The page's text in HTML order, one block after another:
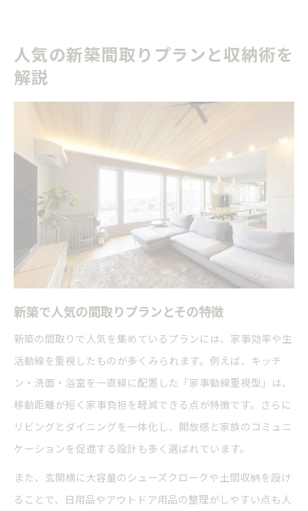
人気の新築間取りプランと収納術を
解説
新築で人気の間取りプランとその特徴
新築の間取りで人気を集めているプランには、家事効率や生
活動線を重視したものが多くみられます。例えば、キッチ
ン・洗面・浴室を一直線に配置した「家事動線重視型」は、
移動距離が短く家事負担を軽減できる点が特徴です。さらに
リビングとダイニングを一体化し、開放感と家族のコミュニ
ケーションを促進する設計も多く選ばれています。
また、玄関横に大容量のシューズクロークや土間収納を設け
ることで、日用品やアウトドア用品の整理がしやすい点も人